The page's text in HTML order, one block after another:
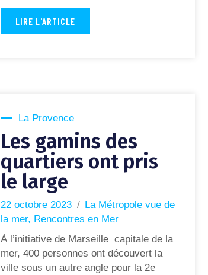
LIRE L'ARTICLE
La Provence
Les gamins des
quartiers ont pris
le large
22 octobre 2023
La Métropole vue de
la mer, Rencontres en Mer
À l’initiative de Marseille capitale de la
mer, 400 personnes ont découvert la
ville sous un autre angle pour la 2e